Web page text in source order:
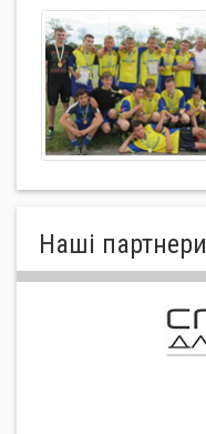
Нашi партнери